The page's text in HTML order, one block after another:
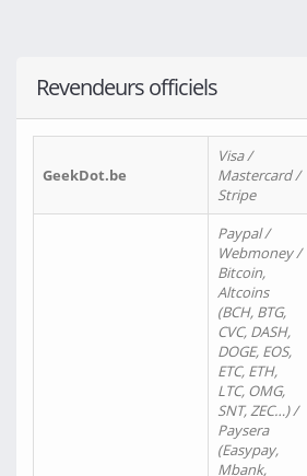
Revendeurs officiels
GeekDot.be
Visa /
Mastercard /
Stripe
Paypal /
Webmoney /
Bitcoin,
Altcoins
(BCH, BTG,
CVC, DASH,
DOGE, EOS,
ETC, ETH,
LTC, OMG,
SNT, ZEC…) /
Paysera
(Easypay,
Mbank,